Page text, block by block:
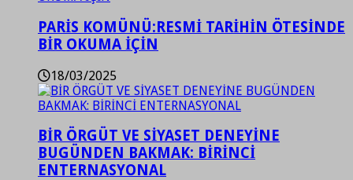
PARİS KOMÜNÜ:RESMİ TARİHİN ÖTESİNDE
BİR OKUMA İÇİN
18/03/2025
BİR ÖRGÜT VE SİYASET DENEYİNE
BUGÜNDEN BAKMAK: BİRİNCİ
ENTERNASYONAL